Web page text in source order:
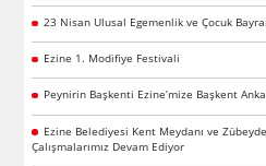
23 Nisan Ulusal Egemenlik ve Çocuk
Ezine 1. Modifiye Festivali
Peynirin Başkenti Ezine’mize Başkent
Ezine Belediyesi Kent Meydanı ve
Çalışmalarımız Devam Ediyor